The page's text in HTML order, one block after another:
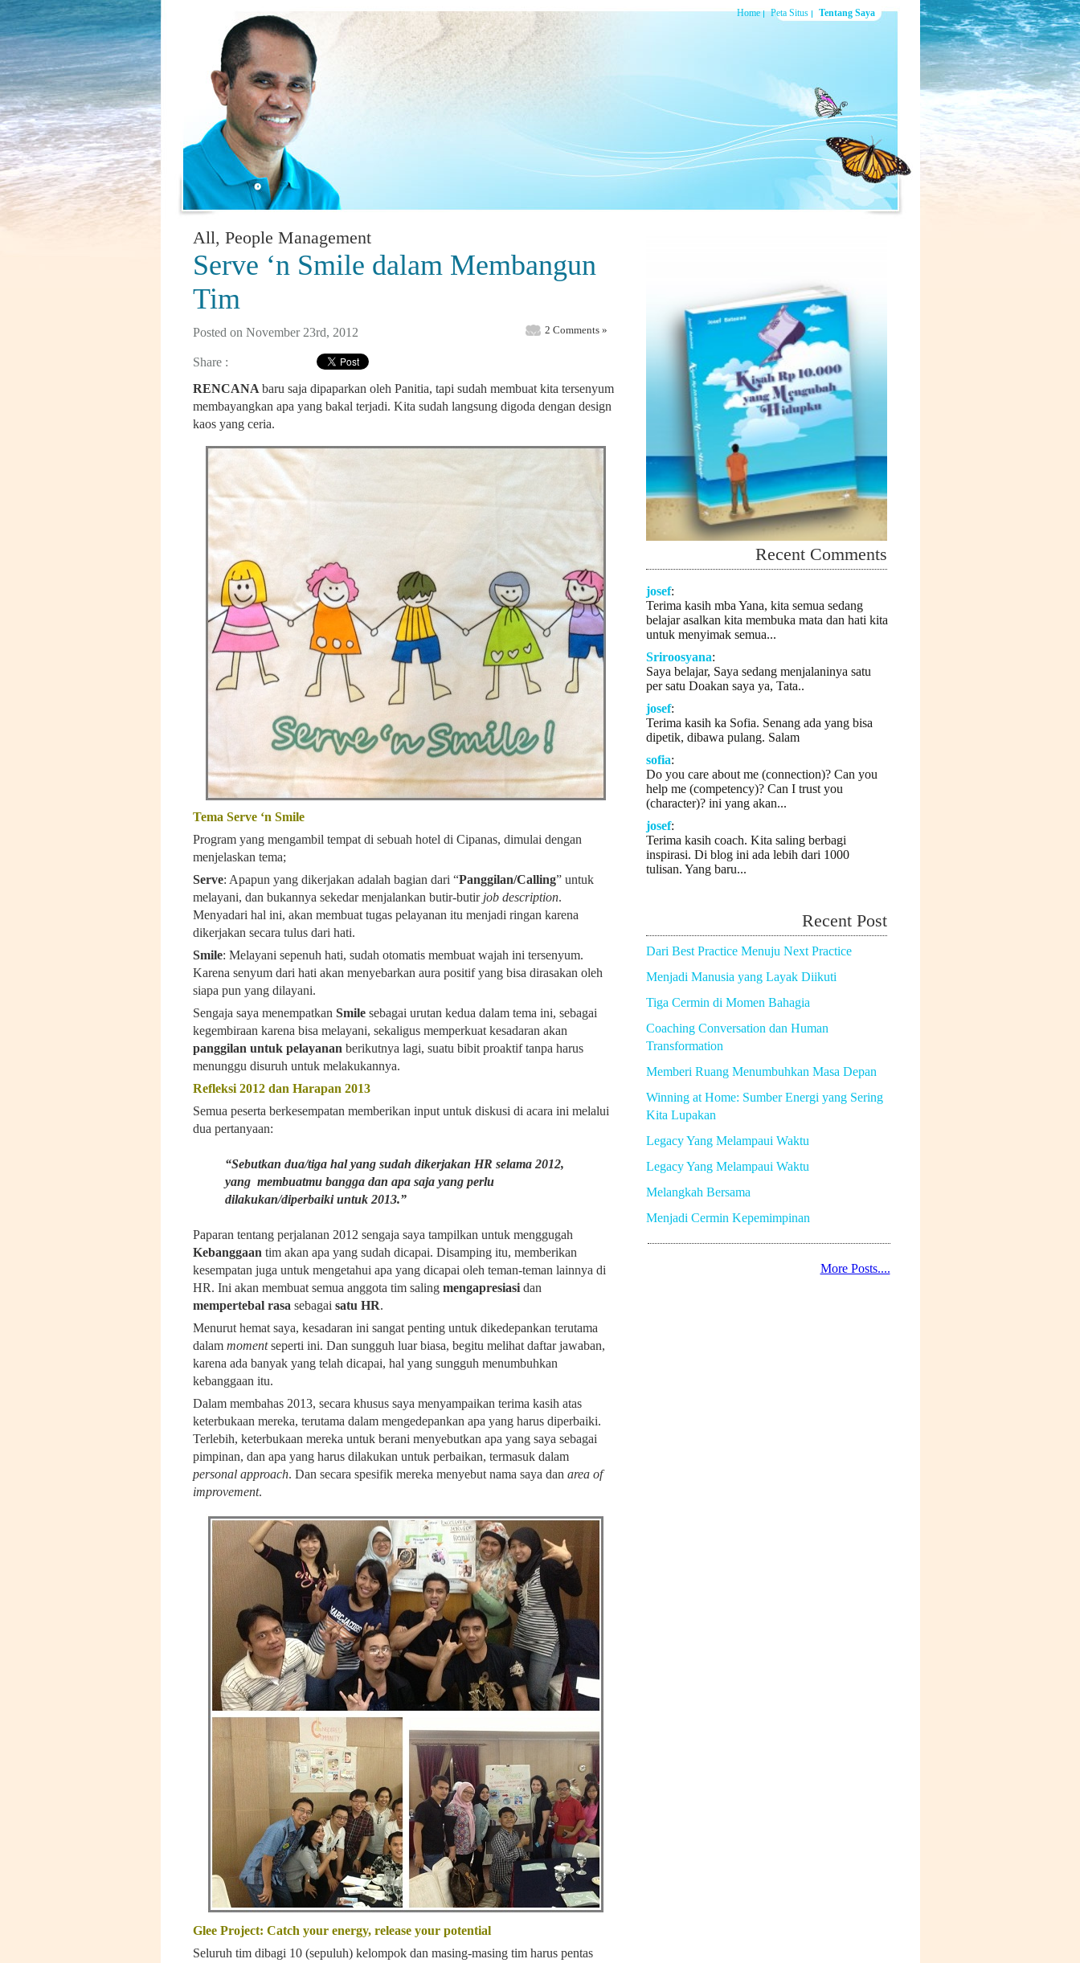
Home Peta Situs Tentang Saya
All, People Management
Serve ‘n Smile dalam Membangun
Tim
Posted on November 23rd, 2012 2 Comments »
Share :
RENCANA baru saja dipaparkan oleh Panitia, tapi sudah membuat kita tersenyum
membayangkan apa yang bakal terjadi. Kita sudah langsung digoda dengan design
kaos yang ceria.
Tema Serve ‘n Smile
Program yang mengambil tempat di sebuah hotel di Cipanas, dimulai dengan
menjelaskan tema;
Serve: Apapun yang dikerjakan adalah bagian dari “Panggilan/Calling” untuk
melayani, dan bukannya sekedar menjalankan butir-butir job description.
Menyadari hal ini, akan membuat tugas pelayanan itu menjadi ringan karena
dikerjakan secara tulus dari hati.
Smile: Melayani sepenuh hati, sudah otomatis membuat wajah ini tersenyum.
Karena senyum dari hati akan menyebarkan aura positif yang bisa dirasakan oleh
siapa pun yang dilayani.
Sengaja saya menempatkan Smilesebagai urutan kedua dalam tema ini, sebagai
kegembiraan karena bisa melayani, sekaligus memperkuat kesadaran akan
panggilan untuk pelayanan berikutnya lagi, suatu bibit proaktif tanpa harus
menunggu disuruh untuk melakukannya.
Refleksi 2012 dan Harapan 2013
Semua peserta berkesempatan memberikan input untuk diskusi di acara ini melalui
dua pertanyaan:
“Sebutkan dua/tiga hal yang sudah dikerjakan HR selama 2012,
yang membuatmu bangga dan apa saja yang perlu
dilakukan/diperbaiki untuk 2013.”
Paparan tentang perjalanan 2012 sengaja saya tampilkan untuk menggugah
Kebanggaan tim akan apa yang sudah dicapai. Disamping itu, memberikan
kesempatan juga untuk mengetahui apa yang dicapai oleh teman-teman lainnya di
HR. Ini akan membuat semua anggota tim saling mengapresiasidan
mempertebal rasa sebagai satu HR.
Menurut hemat saya, kesadaran ini sangat penting untuk dikedepankan terutama
dalam momentseperti ini. Dan sungguh luar biasa, begitu melihat daftar jawaban,
karena ada banyak yang telah dicapai, hal yang sungguh menumbuhkan
kebanggaan itu.
Dalam membahas 2013, secara khusus saya menyampaikan terima kasih atas
keterbukaan mereka, terutama dalam mengedepankan apa yang harus diperbaiki.
Terlebih, keterbukaan mereka untuk berani menyebutkan apa yang saya sebagai
pimpinan, dan apa yang harus dilakukan untuk perbaikan, termasuk dalam
personal approach. Dan secara spesifik mereka menyebut nama saya dan area of
improvement.
Glee Project: Catch your energy, release your potential
Seluruh tim dibagi 10 (sepuluh) kelompok dan masing-masing tim harus pentas
Recent Comments
josef:
Terima kasih mba Yana, kita semua sedang
belajar asalkan kita membuka mata dan hati kita
untuk menyimak semua...
Sriroosyana:
Saya belajar, Saya sedang menjalaninya satu
per satu Doakan saya ya, Tata..
josef:
Terima kasih ka Sofia. Senang ada yang bisa
dipetik, dibawa pulang. Salam
sofia:
Do you care about me (connection)? Can you
help me (competency)? Can I trust you
(character)? ini yang akan...
josef:
Terima kasih coach. Kita saling berbagi
inspirasi. Di blog ini ada lebih dari 1000
tulisan. Yang baru...
Recent Post
Dari Best Practice Menuju Next Practice
Menjadi Manusia yang Layak Diikuti
Tiga Cermin di Momen Bahagia
Coaching Conversation dan Human
Transformation
Memberi Ruang Menumbuhkan Masa Depan
Winning at Home: Sumber Energi yang Sering
Kita Lupakan
Legacy Yang Melampaui Waktu
Legacy Yang Melampaui Waktu
Melangkah Bersama
Menjadi Cermin Kepemimpinan
More Posts....